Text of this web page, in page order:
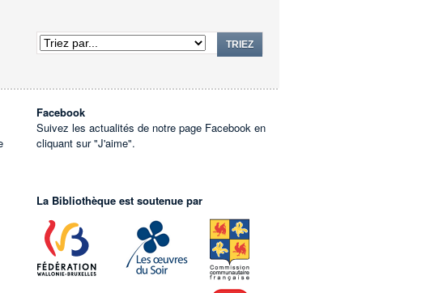
TRIEZ
Facebook
Suivez les actualités de notre page Facebook en
cliquant sur "J'aime".
La Bibliothèque est soutenue par